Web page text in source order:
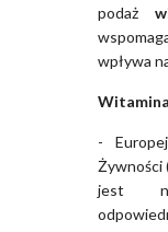
podaż
wpływa
-
Żywności
jest